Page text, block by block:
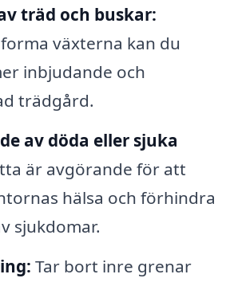
träd och buskar:
växterna kan du
inbjudande och
trädgård.
av döda eller sjuka
är avgörande för att
hälsa och förhindra
sjukdomar.
Tar bort inre grenar